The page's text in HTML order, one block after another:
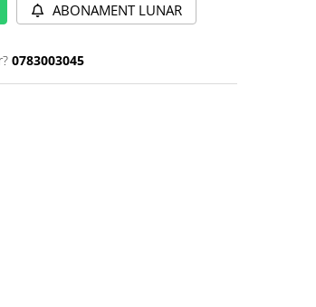
ABONAMENT LUNAR
0783003045